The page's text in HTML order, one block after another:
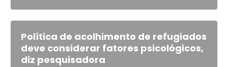
Política de acolhimento de refugiados
deve considerar fatores psicológicos,
diz pesquisadora